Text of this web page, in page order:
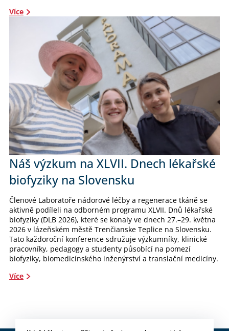
Více
Náš výzkum na XLVII. Dnech lékařské
biofyziky na Slovensku
Členové Laboratoře nádorové léčby a regenerace tkáně se
aktivně podíleli na odborném programu XLVII. Dnů lékařské
biofyziky (DLB 2026), které se konaly ve dnech 27.–29. května
2026 v lázeňském městě Trenčianske Teplice na Slovensku.
Tato každoroční konference sdružuje výzkumníky, klinické
pracovníky, pedagogy a studenty působící na pomezí
biofyziky, biomedicínského inženýrství a translační medicíny.
Více